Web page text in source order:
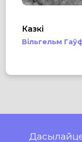
Казкі
Вільгельм